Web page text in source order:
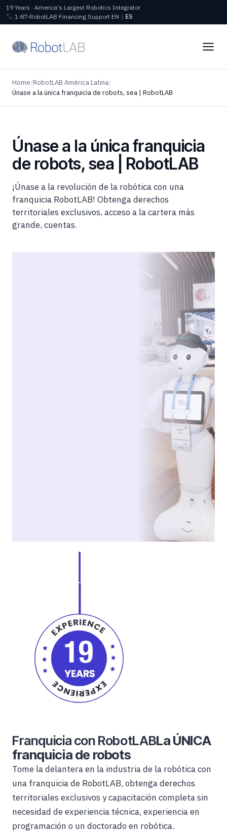
19 Years · America's Largest Robotics Integrator
1‑87‑RobotLAB Financing Support EN | ES
Home/RobotLAB América Latina/
Únase a la única franquicia de robots, sea | RobotLAB
Únase a la única franquicia
de robots, sea | RobotLAB
¡Únase a la revolución de la robótica con una
franquicia RobotLAB! Obtenga derechos
territoriales exclusivos, acceso a la cartera más
grande, cuentas.
Franquicia con RobotLABLa ÚNICA
franquicia de robots
Tome la delantera en la industria de la robótica con
una franquicia de RobotLAB, obtenga derechos
territoriales exclusivos y capacitación completa sin
necesidad de experiencia técnica, experiencia en
programación o un doctorado en robótica.